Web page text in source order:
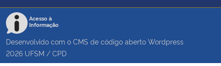
Acesso à
Informação
Desenvolvido com o CMS de código aberto Wordpress
2026 UFSM / CPD